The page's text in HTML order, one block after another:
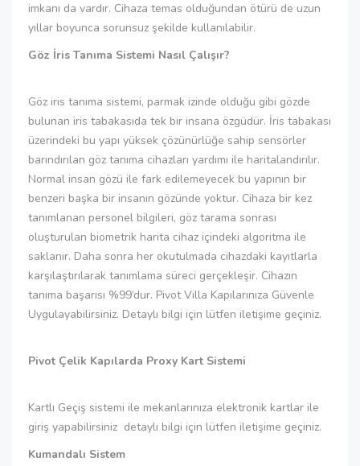
imkanı da vardır. Cihaza temas olduğundan ötürü de uzun
yıllar boyunca sorunsuz şekilde kullanılabilir.
Göz İris Tanıma Sistemi Nasıl Çalışır?
Göz iris tanıma sistemi, parmak izinde olduğu gibi gözde
bulunan iris tabakasıda tek bir insana özgüdür. İris tabakası
üzerindeki bu yapı yüksek çözünürlüğe sahip sensörler
barındırılan göz tanıma cihazları yardımı ile haritalandırılır.
Normal insan gözü ile fark edilemeyecek bu yapının bir
benzeri başka bir insanın gözünde yoktur. Cihaza bir kez
tanımlanan personel bilgileri, göz tarama sonrası
oluşturulan biometrik harita cihaz içindeki algoritma ile
saklanır. Daha sonra her okutulmada cihazdaki kayıtlarla
karşılaştırılarak tanımlama süreci gerçekleşir. Cihazın
tanıma başarısı %99’dur. Pivot Villa Kapılarınıza Güvenle
Uygulayabilirsiniz. Detaylı bilgi için lütfen iletişime geçiniz.
Pivot Çelik Kapılarda Proxy Kart Sistemi
Kartlı Geçiş sistemi ile mekanlarınıza elektronik kartlar ile
giriş yapabilirsiniz detaylı bilgi için lütfen iletişime geçiniz.
Kumandalı Sistem